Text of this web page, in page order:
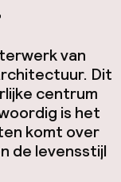
van
Dit
centrum
is het
komt over
de levensstijl